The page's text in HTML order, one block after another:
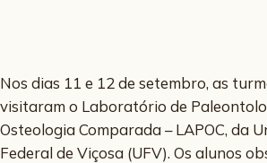
Nos dias 11 e 12 de setembro, as
visitaram o Laboratório de
Osteologia Comparada – LAPOC, da
Federal de Viçosa (UFV). Os alunos